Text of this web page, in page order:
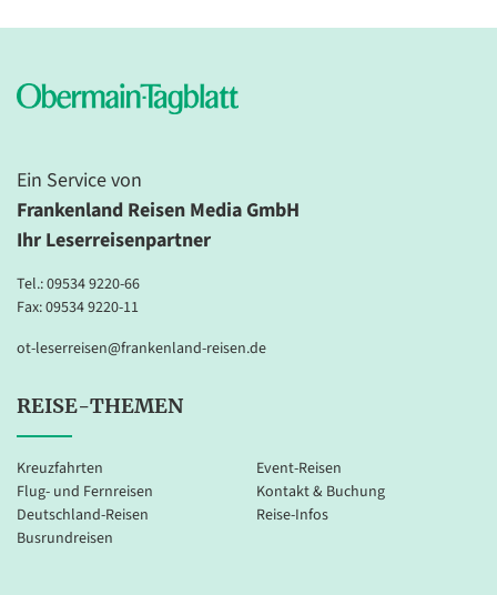
Ein Service von
Frankenland Reisen Media GmbH
Ihr Leserreisenpartner
Tel.:09534 9220-66
Fax: 09534 9220-11
ot-leserreisen@frankenland-reisen.de
REISE-THEMEN
Kreuzfahrten
Flug- und Fernreisen
Deutschland-Reisen
Busrundreisen
Event-Reisen
Kontakt & Buchung
Reise-Infos